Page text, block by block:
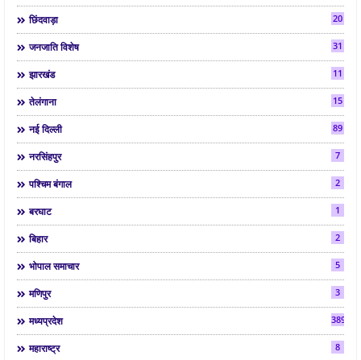
छिंदवाड़ा 20
जनजाति विशेष 31
झारखंड 11
तेलंगाना 15
नई दिल्ली 89
नरसिंहपुर 7
पश्चिम बंगाल 2
बरघाट 1
बिहार 2
भोपाल समाचार 5
मणिपुर 3
मध्यप्रदेश 3892
महाराष्ट्र 8